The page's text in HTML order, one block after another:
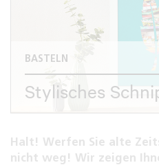
BASTELN
Stylisches
Halt! Werfen Sie alte
nicht weg! Wir zeigen